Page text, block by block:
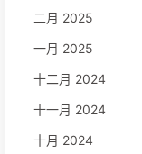
二月 2025
一月 2025
十二月 2024
十一月 2024
十月 2024